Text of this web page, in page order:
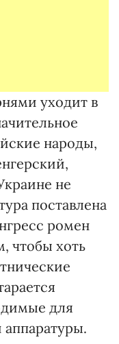
уходит в
народы,
не
поставлена
ромен
чтобы хоть
для